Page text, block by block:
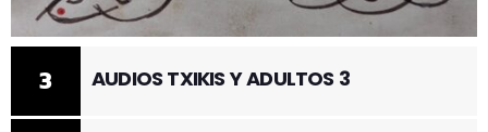
3 AUDIOS TXIKIS Y ADULTOS 3